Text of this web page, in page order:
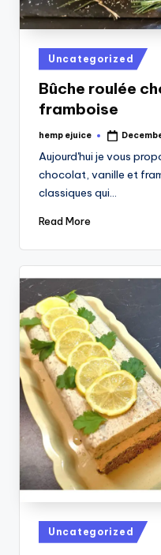
Posted
in
Uncategorized
Bûche roulée
framboise
Posted
hemp ejuice
Aujourd'hui je vous
chocolat, vanille et
classiques qui…
Read More
Posted
in
Uncategorized